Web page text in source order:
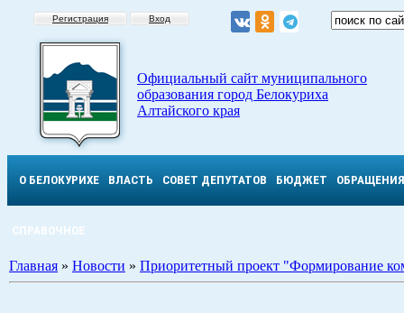
Регистрация Вход
Официальный сайт муниципального
образования город Белокуриха
Алтайского края
О БЕЛОКУРИХЕ ВЛАСТЬ СОВЕТ ДЕПУТАТОВ БЮДЖЕТ ОБРАЩЕНИЯ
СПРАВОЧНОЕ
Главная » Новости » Приоритетный проект "Формирование